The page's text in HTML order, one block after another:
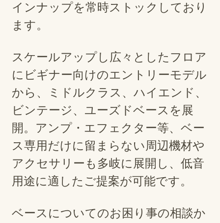
インナップを常時ストックしており
ます。
スケールアップし広々としたフロア
にビギナー向けのエントリーモデル
から、ミドルクラス、ハイエンド、
ビンテージ、ユーズドベースを展
開。アンプ・エフェクター等、ベー
ス専用だけに留まらない周辺機材や
アクセサリーも多岐に展開し、低音
用途に適したご提案が可能です。
ベースについてのお困り事の相談か